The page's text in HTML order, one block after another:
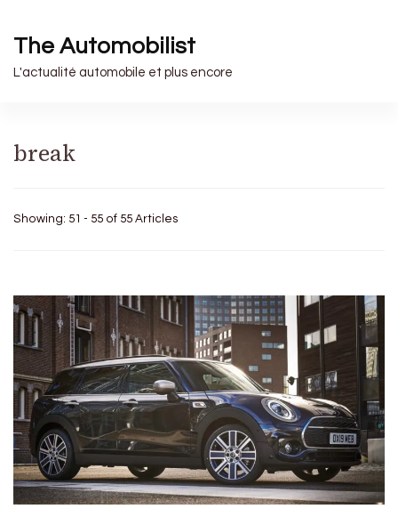
The Automobilist
L'actualité automobile et plus encore
break
Showing: 51 - 55 of 55 Articles